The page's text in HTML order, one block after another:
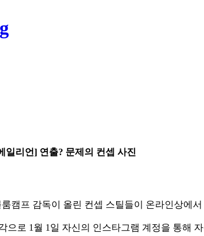
일리언] 연출? 문제의 컨셉 사진
캠프 감독이 올린 컨셉 스틸들이 온라인상에
으로 1월 1일 자신의 인스타그램 계정을 통해